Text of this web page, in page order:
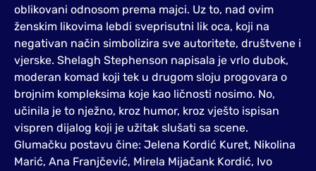
oblikovani odnosom prema majci. Uz to, nad ovim
ženskim likovima lebdi sveprisutni lik oca, koji na
negativan način simbolizira sve autoritete, društvene i
vjerske. Shelagh Stephenson napisala je vrlo dubok,
moderan komad koji tek u drugom sloju progovara o
brojnim kompleksima koje kao ličnosti nosimo. No,
učinila je to nježno, kroz humor, kroz vješto ispisan
vispren dijalog koji je užitak slušati sa scene.
Glumačku postavu čine: Jelena Kordić Kuret, Nikolina
Marić, Ana Franjčević, Mirela Mijačank Kordić, Ivo